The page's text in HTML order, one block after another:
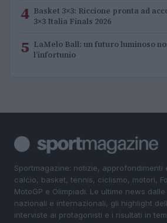
4 Basket 3×3: Riccione pronta ad
3×3 Italia Finals 2026
5 LaMelo Ball: un futuro luminoso
l’infortunio
Sportmagazine: notizie, approfondimenti
calcio, basket, tennis, ciclismo, motori,
MotoGP e Olimpiadi. Le ultime news
nazionali e internazionali, gli highlight
interviste ai protagonisti e i risultati in